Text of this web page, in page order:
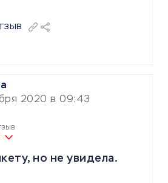
2020 в 09:43
но не увидела.